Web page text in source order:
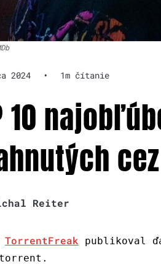
2024 • 1m čítanie
10
Reiter
TorrentFreak publikoval